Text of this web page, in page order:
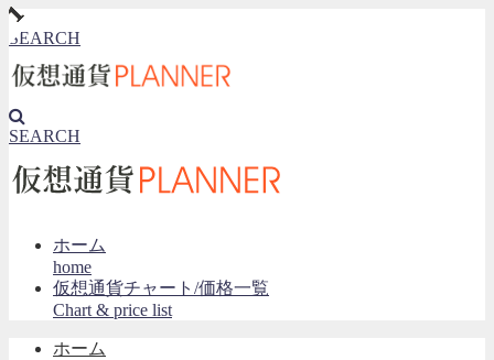
SEARCH
SEARCH
ホーム
home
仮想通貨チャート/価格一覧
Chart & price list
ホーム